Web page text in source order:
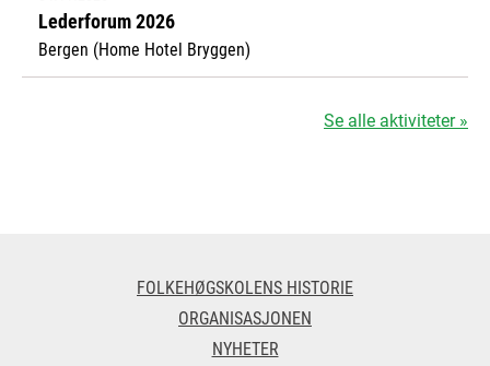
Lederforum 2026
Bergen (Home Hotel Bryggen)
Se alle aktiviteter »
FOLKEHØGSKOLENS HISTORIE
ORGANISASJONEN
NYHETER